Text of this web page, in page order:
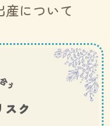
産について